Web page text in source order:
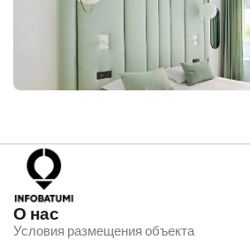
О нас
Условия размещения объекта